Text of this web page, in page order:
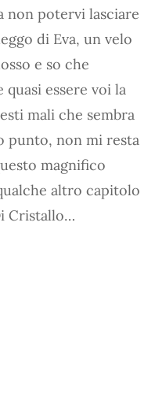
non potervi lasciare
di Eva, un velo
e so che
essere voi la
mali che sembra
punto, non mi resta
magnifico
altro capitolo
Cristallo…